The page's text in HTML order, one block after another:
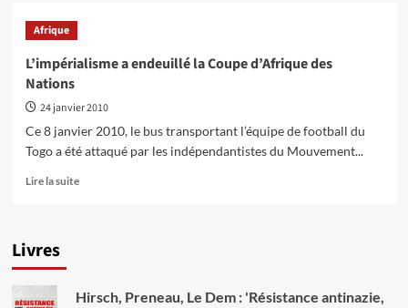
Afrique
L’impérialisme a endeuillé la Coupe d’Afrique des
Nations
24 janvier 2010
Ce 8 janvier 2010, le bus transportant l’équipe de football du
Togo a été attaqué par les indépendantistes du Mouvement...
Lire la suiteEn
la
Livres
Hirsch, Preneau, Le Dem : 'Résistance antinazie,